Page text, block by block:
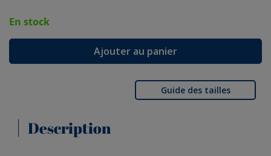
En stock
Ajouter au panier
Guide des tailles
Description